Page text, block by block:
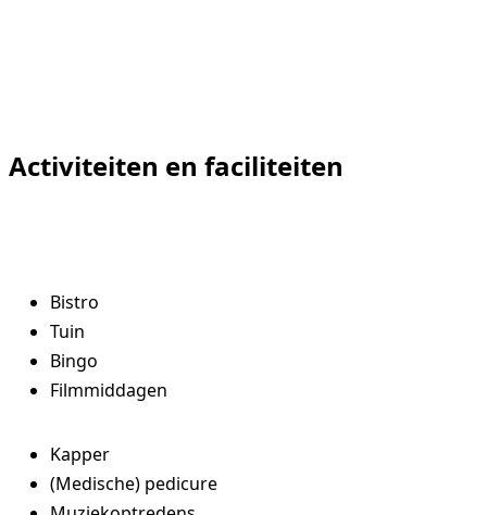
Vrijwilligers
Activiteiten en faciliteiten
Bistro
Tuin
Bingo
Filmmiddagen
Kapper
(Medische) pedicure